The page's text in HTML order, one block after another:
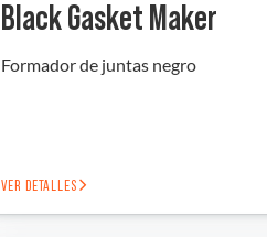
Black Gasket Maker
Formador de juntas negro
VER DETALLES